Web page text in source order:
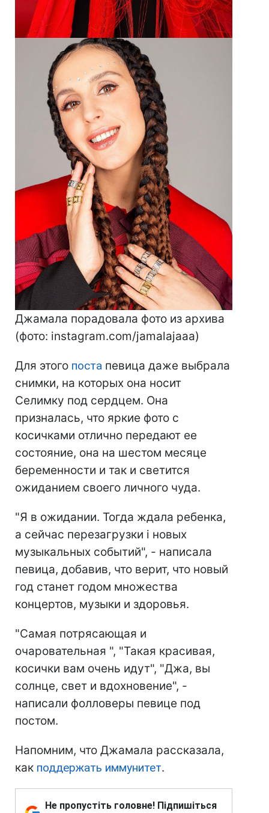
Джамала порадовала фото из архива
(фото: instagram.com/jamalajaaa)
Для этого поста певица даже выбрала
снимки, на которых она носит
Селимку под сердцем. Она
призналась, что яркие фото с
косичками отлично передают ее
состояние, она на шестом месяце
беременности и так и светится
ожиданием своего личного чуда.
"Я в ожидании. Тогда ждала ребенка,
а сейчас перезагрузки i новых
музыкальных событий", - написала
певица, добавив, что верит, что новый
год станет годом множества
концертов, музыки и здоровья.
"Самая потрясающая и
очаровательная ", "Такая красивая,
косички вам очень идут", "Джа, вы
солнце, свет и вдохновение", -
написали фолловеры певице под
постом.
Напомним, что Джамала рассказала,
как поддержать иммунитет.
Не пропустіть головне! Підпишіться